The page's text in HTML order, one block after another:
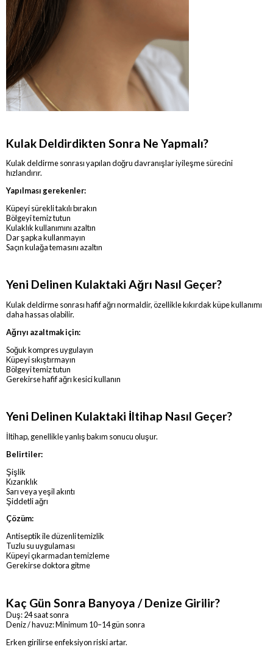
Kulak Deldirdikten Sonra Ne Yapmalı?
Kulak deldirme sonrası yapılan doğru davranışlar iyileşme sürecini
hızlandırır.
Yapılması gerekenler:
Küpeyi sürekli takılı bırakın
Bölgeyi temiz tutun
Kulaklık kullanımını azaltın
Dar şapka kullanmayın
Saçın kulağa temasını azaltın
Yeni Delinen Kulaktaki Ağrı Nasıl Geçer?
Kulak deldirme sonrası hafif ağrı normaldir, özellikle kıkırdak küpe kullanımı
daha hassas olabilir.
Ağrıyı azaltmak için:
Soğuk kompres uygulayın
Küpeyi sıkıştırmayın
Bölgeyi temiz tutun
Gerekirse hafif ağrı kesici kullanın
Yeni Delinen Kulaktaki İltihap Nasıl Geçer?
İltihap, genellikle yanlış bakım sonucu oluşur.
Belirtiler:
Şişlik
Kızarıklık
Sarı veya yeşil akıntı
Şiddetli ağrı
Çözüm:
Antiseptik ile düzenli temizlik
Tuzlu su uygulaması
Küpeyi çıkarmadan temizleme
Gerekirse doktora gitme
Kaç Gün Sonra Banyoya / Denize Girilir?
Duş: 24 saat sonra
Deniz / havuz: Minimum 10–14 gün sonra
Erken girilirse enfeksiyon riski artar.